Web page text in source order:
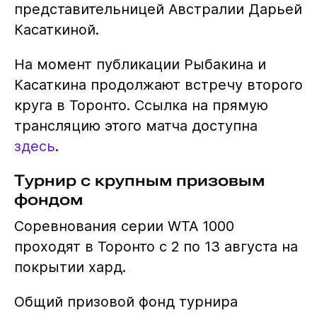
представительницей Австралии Дарьей
Касаткиной.
На момент публикации Рыбакина и
Касаткина продолжают встречу второго
круга в Торонто. Ссылка на прямую
трансляцию этого матча доступна
здесь.
Турнир с крупным призовым
фондом
Соревнования серии WTA 1000
проходят в Торонто с 2 по 13 августа на
покрытии хард.
Общий призовой фонд турнира